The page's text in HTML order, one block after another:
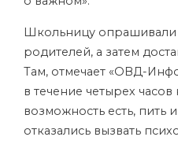
Школьницу опрашивали
родителей, а затем
Там, отмечает «ОВД-
в течение четырех
возможность есть, пить
отказались вызвать